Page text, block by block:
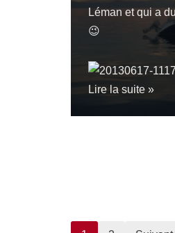
Léman et qui a
😉
Lire la suite »